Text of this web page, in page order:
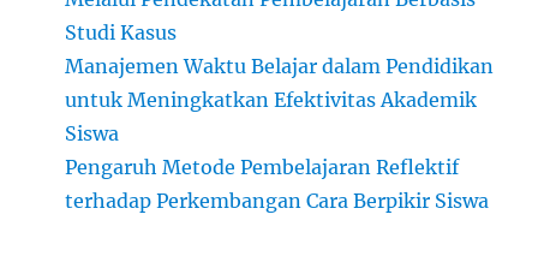
Studi Kasus
Manajemen Waktu Belajar dalam Pendidikan
untuk Meningkatkan Efektivitas Akademik
Siswa
Pengaruh Metode Pembelajaran Reflektif
terhadap Perkembangan Cara Berpikir Siswa